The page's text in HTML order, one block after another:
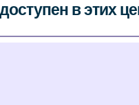
в этих